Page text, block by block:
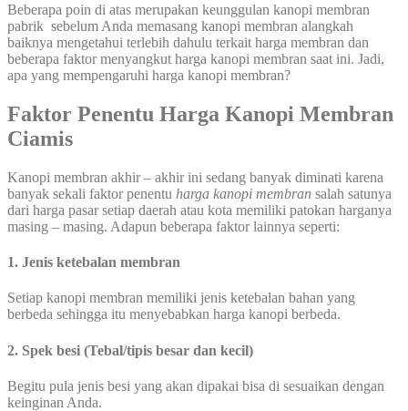
Beberapa poin di atas merupakan keunggulan kanopi membran
pabrik sebelum Anda memasang kanopi membran alangkah
baiknya mengetahui terlebih dahulu terkait harga membran dan
beberapa faktor menyangkut harga kanopi membran saat ini. Jadi,
apa yang mempengaruhi harga kanopi membran?
Faktor Penentu Harga Kanopi Membran
Ciamis
Kanopi membran akhir – akhir ini sedang banyak diminati karena
banyak sekali faktor penentu harga kanopi membran salah satunya
dari harga pasar setiap daerah atau kota memiliki patokan harganya
masing – masing. Adapun beberapa faktor lainnya seperti:
1. Jenis ketebalan membran
Setiap kanopi membran memiliki jenis ketebalan bahan yang
berbeda sehingga itu menyebabkan harga kanopi berbeda.
2. Spek besi (Tebal/tipis besar dan kecil)
Begitu pula jenis besi yang akan dipakai bisa di sesuaikan dengan
keinginan Anda.